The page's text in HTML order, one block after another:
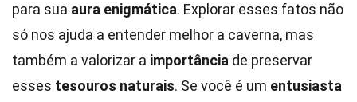
para sua aura enigmática. Explorar esses fatos não
só nos ajuda a entender melhor a caverna, mas
também a valorizar a importância de preservar
esses tesouros naturais. Se você é um entusiasta